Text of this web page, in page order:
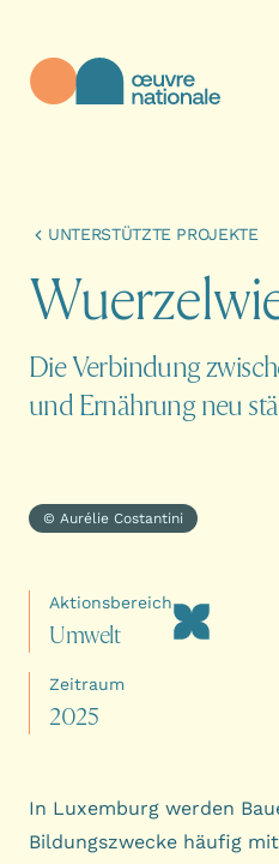
UNTERSTÜTZTE PROJEKTE
Wuerzelwi
Die Verbindung
und Ernährung neu
© Aurélie Costantini
Aktionsbereich
Umwelt
Zeitraum
2025
In Luxemburg werden
Bildungszwecke häufig